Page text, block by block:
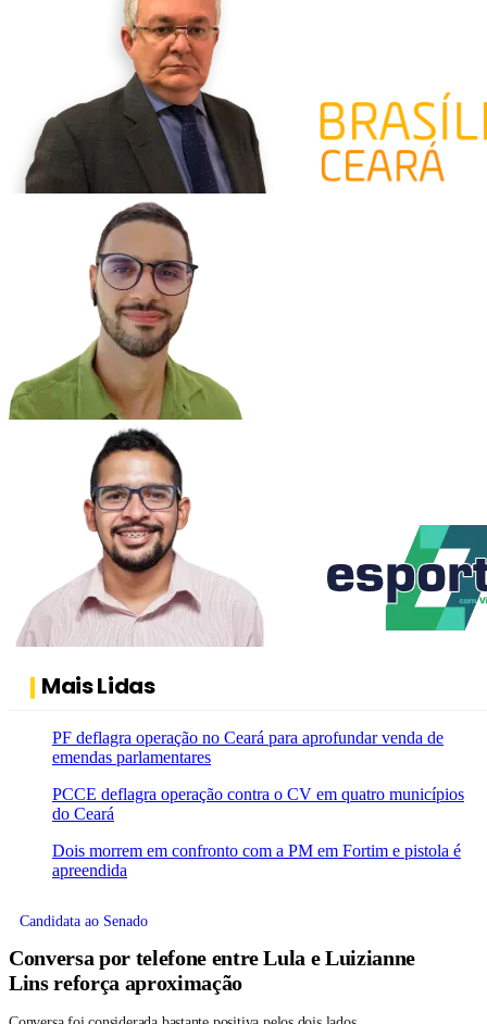
Mais Lidas
PF deflagra operação no Ceará para aprofundar venda de
emendas parlamentares
PCCE deflagra operação contra o CV em quatro municípios
do Ceará
Dois morrem em confronto com a PM em Fortim e pistola é
apreendida
Candidata ao Senado
Conversa por telefone entre Lula e Luizianne
Lins reforça aproximação